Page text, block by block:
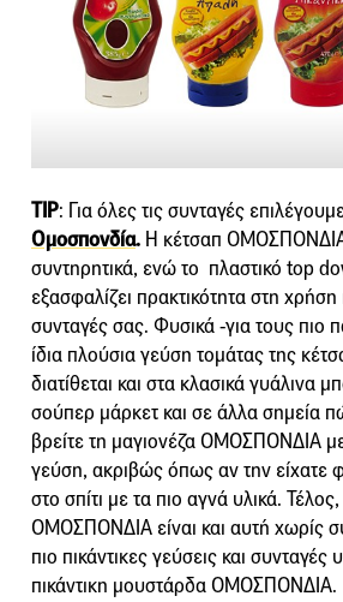
TIP: Για όλες τις συνταγές
Ομοσπονδία. Η κέτσαπ ΟΜΟΣΠΟΝΔΙΑ
συντηρητικά, ενώ το πλαστικό top
εξασφαλίζει πρακτικότητα στη χρήση
συνταγές σας. Φυσικά -για τους πιο
ίδια πλούσια γεύση τομάτας της
διατίθεται και στα κλασικά γυάλινα
σούπερ μάρκετ και σε άλλα σημεία
βρείτε τη μαγιονέζα ΟΜΟΣΠΟΝΔΙΑ
γεύση, ακριβώς όπως αν την είχατε
στο σπίτι με τα πιο αγνά υλικά.
ΟΜΟΣΠΟΝΔΙΑ είναι και αυτή χωρίς
πιο πικάντικες γεύσεις και συνταγές
πικάντικη μουστάρδα ΟΜΟΣΠΟΝΔΙΑ.